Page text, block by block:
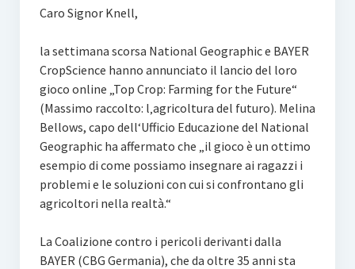
Caro Signor Knell,
la settimana scorsa National Geographic e BAYER
CropScience hanno annunciato il lancio del loro
gioco online „Top Crop: Farming for the Future“
(Massimo raccolto: l‚agricoltura del futuro). Melina
Bellows, capo dell‘Ufficio Educazione del National
Geographic ha affermato che „il gioco è un ottimo
esempio di come possiamo insegnare ai ragazzi i
problemi e le soluzioni con cui si confrontano gli
agricoltori nella realtà.“
La Coalizione contro i pericoli derivanti dalla
BAYER (CBG Germania), che da oltre 35 anni sta